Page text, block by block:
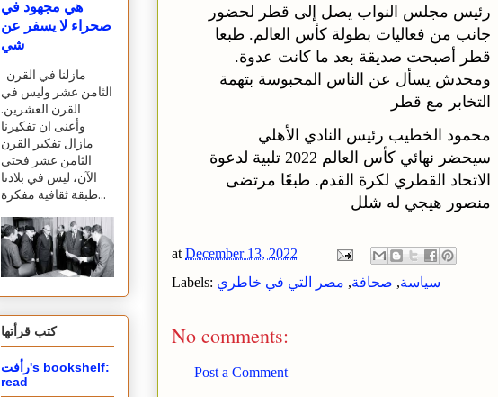
رئيس مجلس النواب يصل إلى قطر لحضور
جانب من فعاليات بطولة كأس العالم. طبعا
قطر أصبحت صديقة بعد ما كانت عدوة.
ومحدش يسأل عن الناس المحبوسة بتهمة
التخابر مع قطر
محمود الخطيب رئيس النادي الأهلي
سيحضر نهائي كأس العالم 2022 تلبية لدعوة
الاتحاد القطري لكرة القدم. طبعًا مرتضى
منصور هيجي له شلل
at December 13, 2022
Labels:
سياسة, صحافة, مصر التي في خاطري
No comments:
Post a Comment
هي مجهود في
صحراء لا يسفر عن
شي
الثامن عشر وليس في
القرن العشرين.
وأعنى ان تفكيرنا
مازال تفكير القرن
الثامن عشر فحتى
الآن، ليس في بلادنا
طبقة ثقافية مفكرة...
كتب قرأتها
رأفت's bookshelf:
read